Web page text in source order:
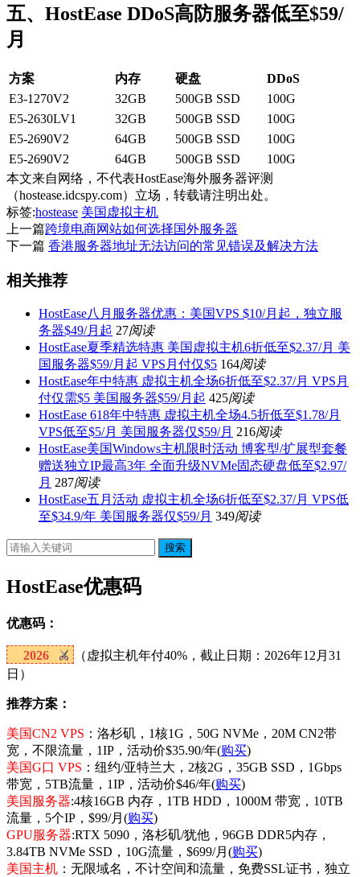
五、HostEase DDoS高防服务器低至$59/
月
方案 内存 硬盘
DDoS
E3-1270V2
32GB 500GB SSD
100G
E5-2630LV1
32GB 500GB SSD
100G
E5-2690V2
64GB 500GB SSD
100G
E5-2690V2
64GB 500GB SSD
100G
本文来自网络，不代表HostEase海外服务器评测
（hostease.idcspy.com）立场，转载请注明出处。
标签:hostease 美国虚拟主机
上一篇跨境电商网站如何选择国外服务器
下一篇 香港服务器地址无法访问的常见错误及解决方法
相关推荐
HostEase八月服务器优惠：美国VPS $10/月起，独立服
务器$49/月起 27阅读
HostEase夏季精选特惠 美国虚拟主机6折低至$2.37/月 美
国服务器$59/月起 VPS月付仅$5 164阅读
HostEase年中特惠 虚拟主机全场6折低至$2.37/月 VPS月
付仅需$5 美国服务器$59/月起 425阅读
HostEase 618年中特惠 虚拟主机全场4.5折低至$1.78/月
VPS低至$5/月 美国服务器仅$59/月 216阅读
HostEase美国Windows主机限时活动 博客型/扩展型套餐
赠送独立IP最高3年 全面升级NVMe固态硬盘低至$2.97/
月 287阅读
HostEase五月活动 虚拟主机全场6折低至$2.37/月 VPS低
至$34.9/年 美国服务器仅$59/月 349阅读
搜索
HostEase优惠码
优惠码：
2026
（虚拟主机年付40%，截止日期：2026年12月31
日）
推荐方案：
美国CN2 VPS ：洛杉矶，1核1G，50G NVMe，20M CN2带
宽，不限流量，1IP，活动价$35.90/年(购买)
美国G口 VPS ：纽约/亚特兰大，2核2G，35GB SSD，1Gbps
带宽，5TB流量，1IP，活动价$46/年(购买)
美国服务器:4核16GB 内存，1TB HDD，1000M 带宽，10TB
流量，5个IP，$99/月(购买)
GPU服务器:RTX 5090，洛杉矶/犹他，96GB DDR5内存，
3.84TB NVMe SSD，10G流量，$699/月(购买)
美国主机 ：无限域名，不计空间和流量，免费SSL证书，独立